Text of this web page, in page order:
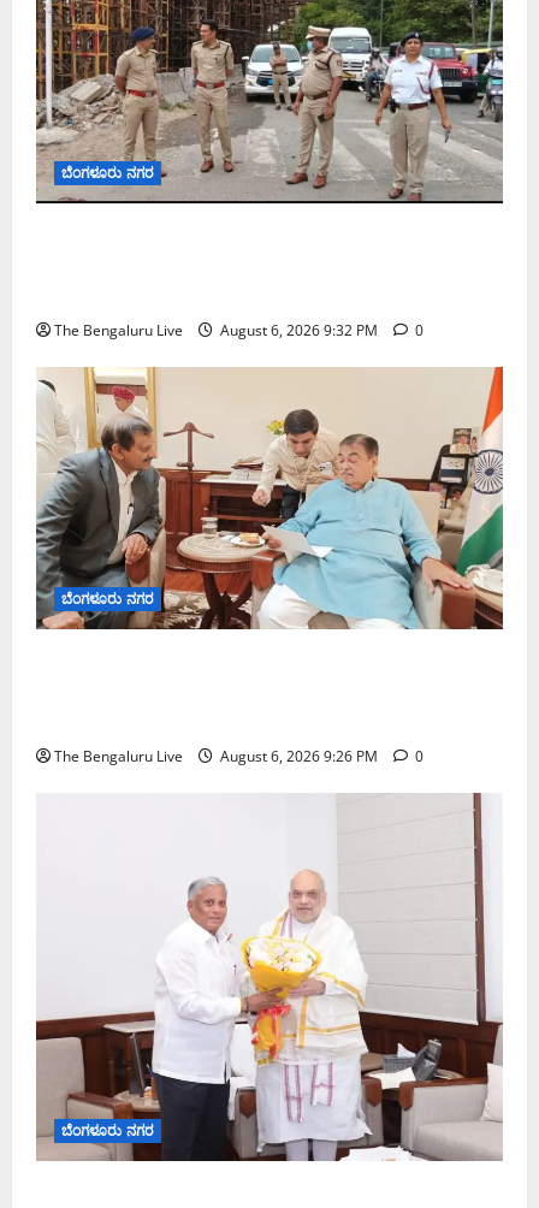
ಬೆಂಗಳೂರು ನಗರ
The Bengaluru Live August 6, 2026 9:32 PM 0
ಬೆಂಗಳೂರು ನಗರ
The Bengaluru Live August 6, 2026 9:26 PM 0
ಬೆಂಗಳೂರು ನಗರ